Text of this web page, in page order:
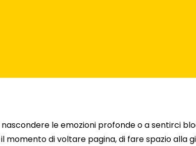
le emozioni profonde o a sentirci
di voltare pagina, di fare spazio alla